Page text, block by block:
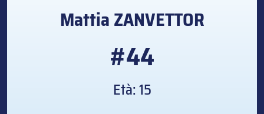
MattiaZANVETTOR
#44
Età: 15